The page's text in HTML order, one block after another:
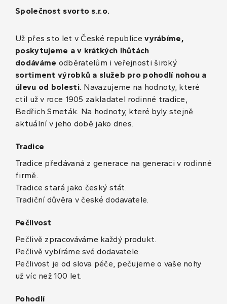
Společnost svorto s.r.o.
Už přes sto let v České republicevyrábíme,
poskytujeme a v krátkých lhůtách
dodáváme odběratelům i veřejnosti široký
sortiment výrobků a služeb pro pohodlí nohou a
úlevu od bolesti. Navazujeme na hodnoty, které
ctil už v roce 1905 zakladatel rodinné tradice,
Bedřich Smeták. Na hodnoty, které byly stejně
aktuální v jeho době jako dnes.
Tradice
Tradice předávaná z generace na generaci v rodinné
firmě.
Tradice stará jako český stát.
Tradiční důvěra v české dodavatele.
Pečlivost
Pečlivě zpracováváme každý produkt.
Pečlivě vybíráme své dodavatele.
Pečlivost je od slova péče, pečujeme o vaše nohy
už víc než 100 let.
Pohodlí